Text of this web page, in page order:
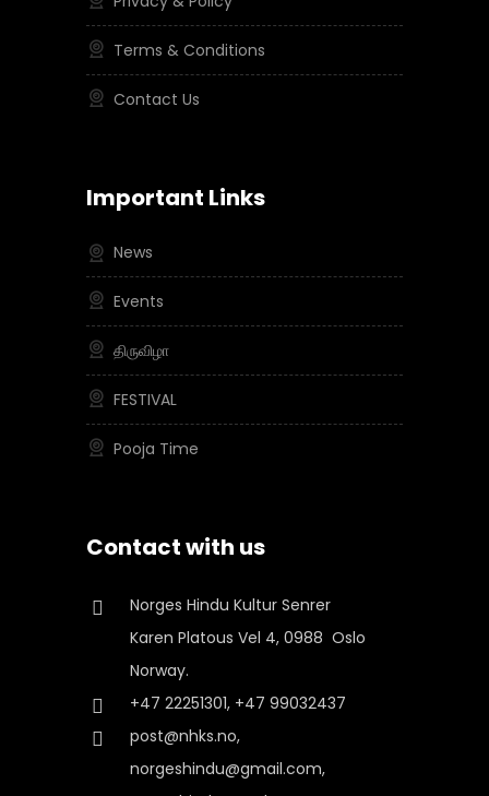
Terms & Conditions
Contact Us
Important Links
News
Events
திருவிழா
FESTIVAL
Pooja Time
Contact with us
Norges Hindu Kultur Senrer
Karen Platous Vel 4, 0988 Oslo
Norway.
+47 22251301, +47 99032437
post@nhks.no,
norgeshindu@gmail.com,